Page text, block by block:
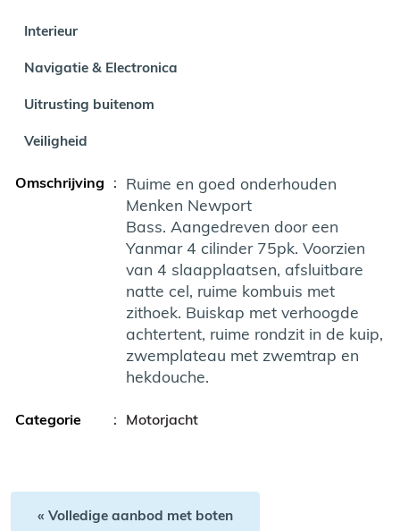
Interieur
Navigatie & Electronica
Uitrusting buitenom
Veiligheid
Omschrijving : Ruime en goed onderhouden
Menken Newport
Bass. Aangedreven door een
Yanmar 4 cilinder 75pk. Voorzien
van 4 slaapplaatsen, afsluitbare
natte cel, ruime kombuis met
zithoek. Buiskap met verhoogde
achtertent, ruime rondzit in de kuip,
zwemplateau met zwemtrap en
hekdouche.
Categorie : Motorjacht
« Volledige aanbod met boten